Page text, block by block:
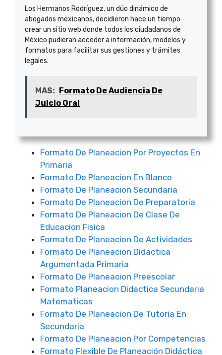
Los Hermanos Rodríguez, un dúo dinámico de
abogados mexicanos, decidieron hace un tiempo
crear un sitio web donde todos los ciudadanos de
México pudieran acceder a información, modelos y
formatos para facilitar sus gestiones y trámites
legales.
MAS: Formato De Audiencia De
Juicio Oral
Formato De Planeacion Por Proyectos En
Primaria
Formato De Planeacion En Blanco
Formato De Planeacion Secundaria
Formato De Planeacion De Preparatoria
Formato De Planeacion De Clase De
Educacion Fisica
Formato De Planeacion De Actividades
Formato De Planeacion Didactica
Argumentada Primaria
Formato De Planeacion Preescolar
Formato Planeacion Didactica Secundaria
Matematicas
Formato De Planeacion De Tutoria En
Secundaria
Formato De Planeacion Por Competencias
Formato Flexible De Planeación Didáctica